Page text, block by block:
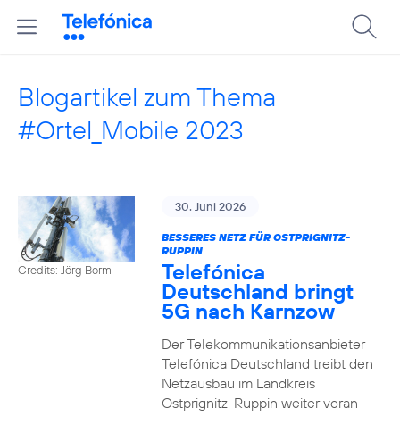
Blogartikel zum Thema
#Ortel_Mobile 2023
Credits: Jörg Borm
30. Juni 2026
BESSERES NETZ FÜR OSTPRIGNITZ-
RUPPIN
Telefónica
Deutschland bringt
5G nach Karnzow
Der Telekommunikationsanbieter
Telefónica Deutschland treibt den
Netzausbau im Landkreis
Ostprignitz-Ruppin weiter voran